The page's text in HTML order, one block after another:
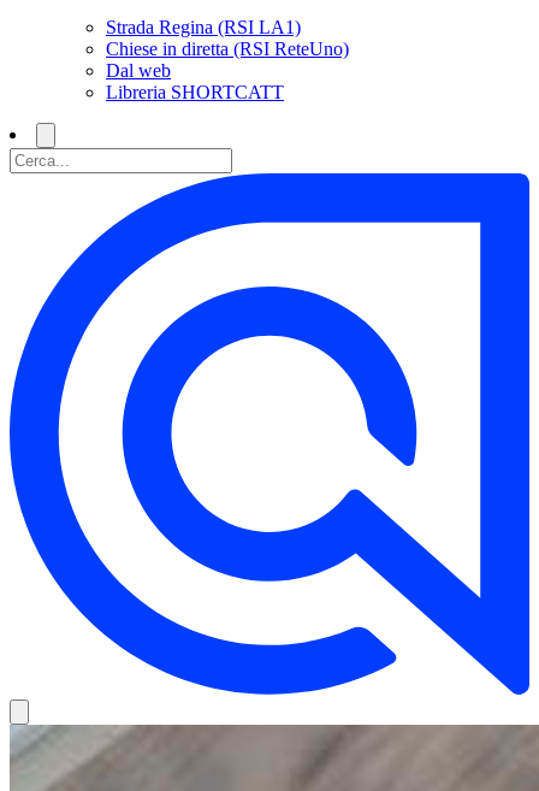
Strada Regina (RSI LA1)
Chiese in diretta (RSI ReteUno)
Dal web
Libreria SHORTCATT